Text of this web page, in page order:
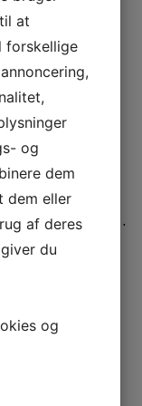
fra Nordic Youth…
at
forskellige
og
dem
dem eller
af deres
du
og